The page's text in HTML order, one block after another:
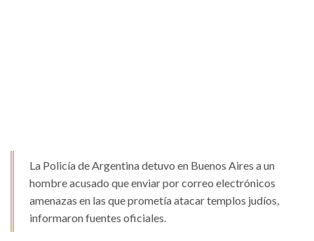
La Policía de Argentina detuvo en Buenos Aires a un
hombre acusado que enviar por correo electrónicos
amenazas en las que prometía atacar templos judíos,
informaron fuentes oficiales.